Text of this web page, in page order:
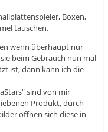
Boxen,
tauschen.
wenn überhaupt nur
beim Gebrauch nun mal
ist, dann kann ich die
sind von mir
Produkt, durch
öffnen sich diese in